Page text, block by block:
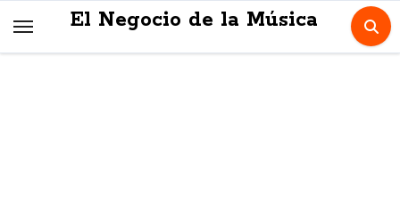
El Negocio de la Música